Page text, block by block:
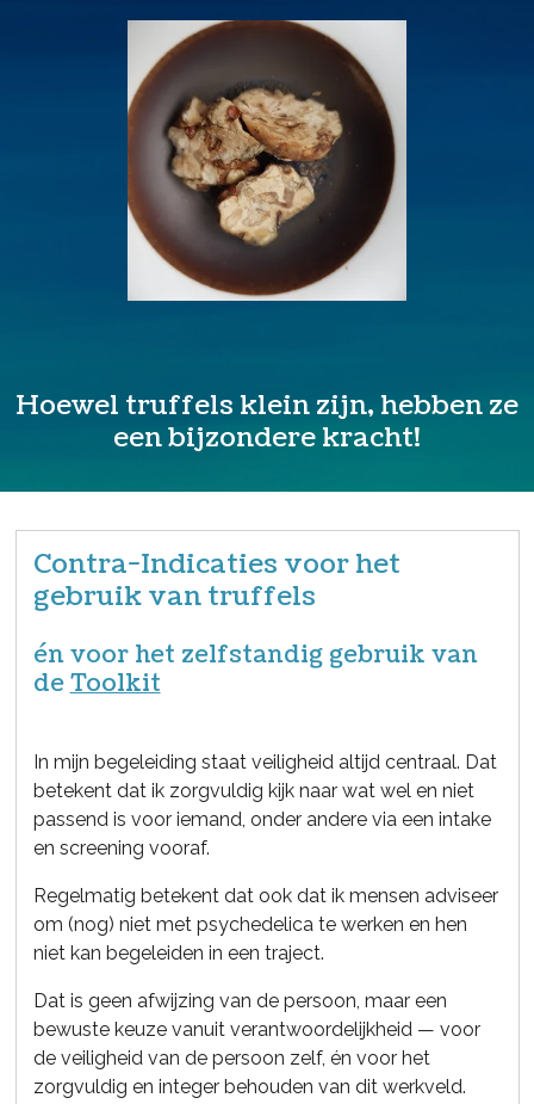
Hoewel truffels klein zijn, hebben ze
een bijzondere kracht!
Contra-Indicaties voor het
gebruik van truffels
én voor het zelfstandig gebruik van
deToolkit
In mijn begeleiding staat veiligheid altijd centraal. Dat
betekent dat ik zorgvuldig kijk naar wat wel en niet
passend is voor iemand, onder andere via een intake
en screening vooraf.
Regelmatig betekent dat ook dat ik mensen adviseer
om (nog) niet met psychedelica te werken en hen
niet kan begeleiden in een traject.
Dat is geen afwijzing van de persoon, maar een
bewuste keuze vanuit verantwoordelijkheid — voor
de veiligheid van de persoon zelf, én voor het
zorgvuldig en integer behouden van dit werkveld.